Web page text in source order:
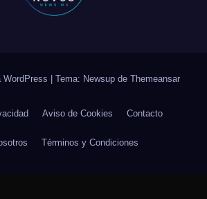
WordPress Tema: Newsup de Themeansar
Aviso de Cookies Contacto
Términos y Condiciones